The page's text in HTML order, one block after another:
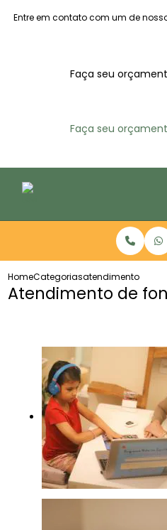
Entre em contato com um de
Faça seu
Faça seu
HomeCategoriasatendimento
Atendimento de